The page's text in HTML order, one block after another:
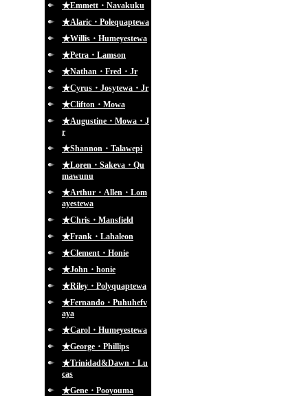
★Emmett・Navakuku
★Alaric・Polequaptewa
★Willis・Humeyestewa
★Petra・Lamson
★Nathan・Fred・Jr
★Cyrus・Josytewa・Jr
★Clifton・Mowa
★Augustine・Mowa・J
r
★Shannon・Talawepi
★Loren・Sakeva・Qu
mawunu
★Arthur・Allen・Lom
ayestewa
★Chris・Mansfield
★Frank・Lahaleon
★Clement・Honie
★John・honie
★Riley・Polyquaptewa
★Fernando・Puhuhefv
aya
★Carol・Humeyestewa
★George・Phillips
★Trinidad&Dawn・Lu
cas
★Gene・Pooyouma